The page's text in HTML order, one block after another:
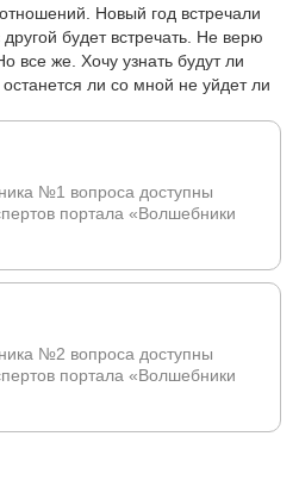
Новый год встречали
будет встречать. Не верю
все же. Хочу узнать будут ли
ли со мной не уйдет ли
№1 вопроса доступны
портала «Волшебники
№2 вопроса доступны
портала «Волшебники